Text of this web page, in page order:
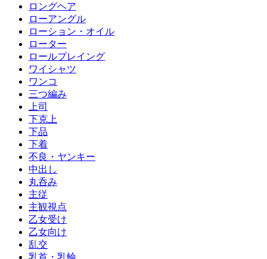
ロングヘア
ローアングル
ローション・オイル
ローター
ロールプレイング
ワイシャツ
ワンコ
三つ編み
上司
下克上
下品
下着
不良・ヤンキー
中出し
丸呑み
主従
主観視点
乙女受け
乙女向け
乱交